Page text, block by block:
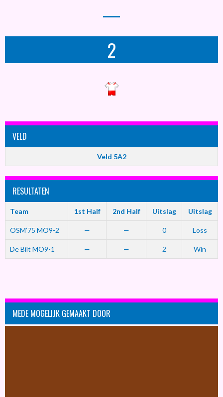
—
2
VELD
Veld 5A2
RESULTATEN
Team 1st Half 2nd Half Uitslag Uitslag
OSM’75 MO9-2 — — 0 Loss
De Bilt MO9-1 — — 2 Win
MEDE MOGELIJK GEMAAKT DOOR